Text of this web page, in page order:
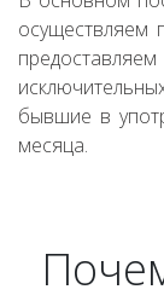
осуществляем
бывшие в
месяца.